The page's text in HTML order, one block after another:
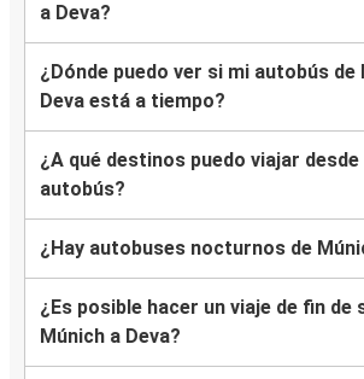
a Deva?
¿Dónde puedo ver si mi autobús de
Deva está a tiempo?
¿A qué destinos puedo viajar desde
autobús?
¿Hay autobuses nocturnos de
¿Es posible hacer un viaje de fin de
Múnich a Deva?